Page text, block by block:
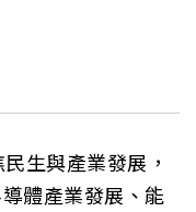
生與產業發展，
體產業發展、能